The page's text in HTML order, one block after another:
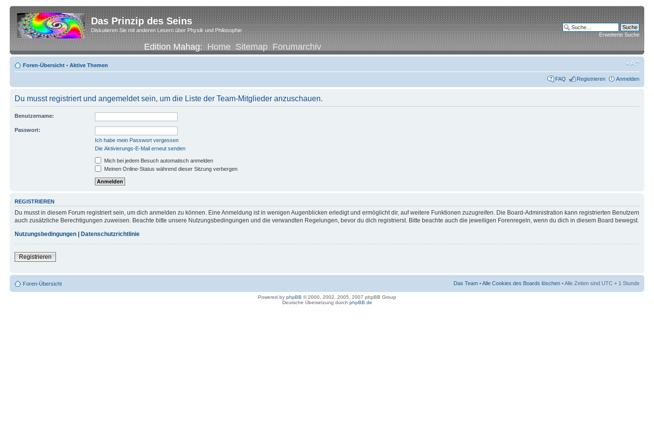
Das Prinzip des Seins
Diskutieren Sie mit anderen Lesern über Physik und Philosophie
Edition Mahag:Home Sitemap Forumarchiv
Erweiterte Suche
Foren-Übersicht • Aktive Themen
FAQ Registrieren Anmelden
Du musst registriert und angemeldet sein, um die Liste der Team-Mitglieder anzuschauen.
Benutzername:
Passwort:
Ich habe mein Passwort vergessen
Die Aktivierungs-E-Mail erneut senden
Mich bei jedem Besuch automatisch anmelden
Meinen Online-Status während dieser Sitzung verbergen
REGISTRIEREN
Du musst in diesem Forum registriert sein, um dich anmelden zu können. Eine Anmeldung ist in wenigen Augenblicken erledigt und ermöglicht dir, auf weitere Funktionen zuzugreifen. Die Board-Administration kann registrierten Benutzern
auch zusätzliche Berechtigungen zuweisen. Beachte bitte unsere Nutzungsbedingungen und die verwandten Regelungen, bevor du dich registrierst. Bitte beachte auch die jeweiligen Forenregeln, wenn du dich in diesem Board bewegst.
Nutzungsbedingungen
Datenschutzrichtlinie
Registrieren
Foren-Übersicht Das Team •Alle Cookies des Boards löschen • Alle Zeiten sind UTC + 1 Stunde
Powered by phpBB © 2000, 2002, 2005, 2007 phpBB Group
Deutsche Übersetzung durch phpBB.de